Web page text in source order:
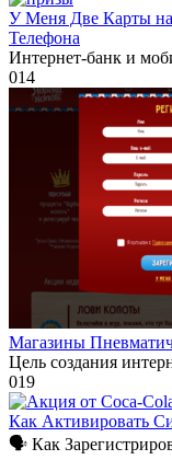
У Меня Две Карты
Телефона
Интернет-банк и
014
Магазины
Цель создания
019
Как Активировать
🗣 Как